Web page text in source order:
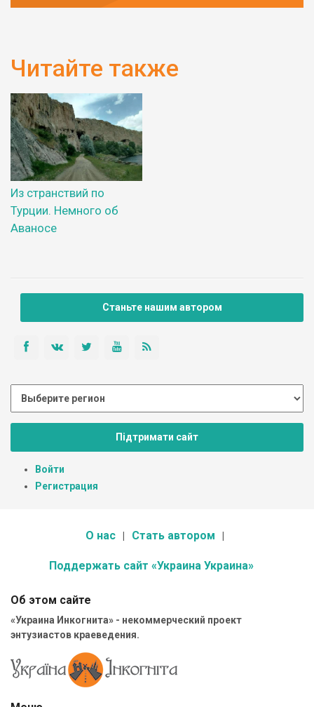
Читайте также
Из странствий по
Турции. Немного об
Аваносе
Станьте нашим автором
Підтримати сайт
Войти
Регистрация
О нас Стать автором
Поддержать сайт «Украина Украина»
Об этом сайте
«Украина Инкогнита» - некоммерческий проект
энтузиастов краеведения.